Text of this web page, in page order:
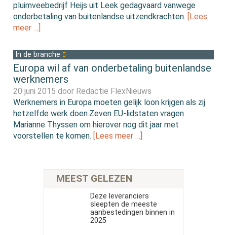
pluimveebedrijf Heijs uit Leek gedagvaard vanwege
onderbetaling van buitenlandse uitzendkrachten. [Lees
meer …]
In de branche
Europa wil af van onderbetaling buitenlandse
werknemers
20 juni 2015 door Redactie FlexNieuws
Werknemers in Europa moeten gelijk loon krijgen als zij
hetzelfde werk doen.Zeven EU-lidstaten vragen
Marianne Thyssen om hierover nog dit jaar met
voorstellen te komen. [Lees meer …]
MEEST GELEZEN
Deze leveranciers
sleepten de meeste
aanbestedingen binnen in
2025